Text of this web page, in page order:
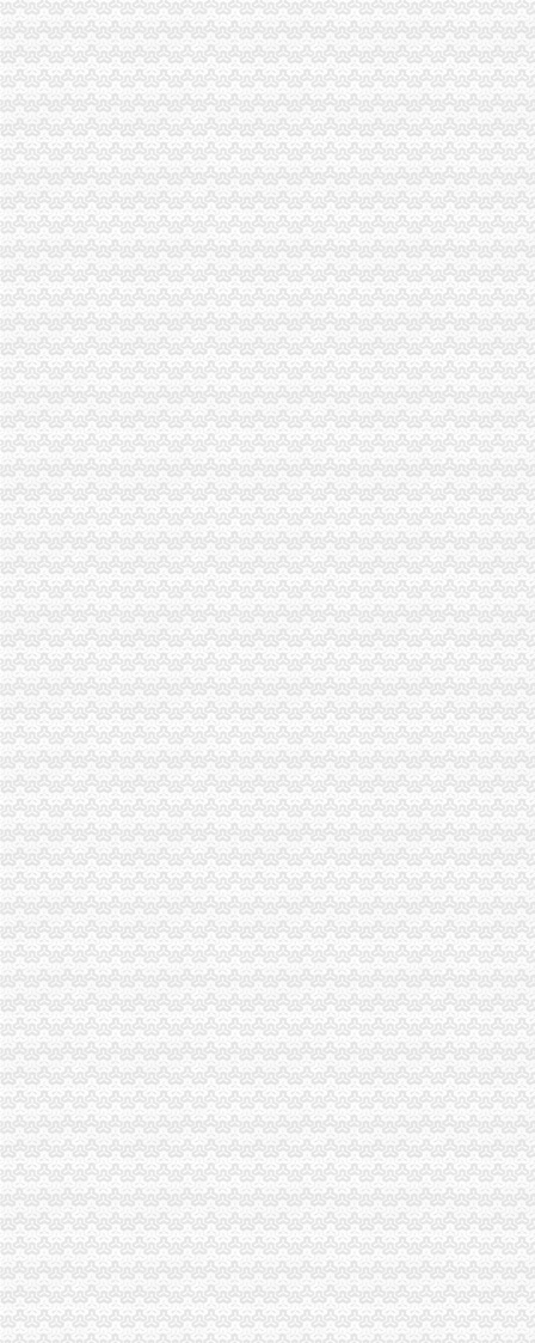
商报分类---深圳商报多媒体数字报刊平台
陈家桥办税务登记证
租售转让|公司|重庆市|重庆_新浪新闻
重庆燃气：2016年年度报告_搜狐财经_搜狐网
方正证券-资讯
沙坪坝区陈家桥院电子摄像监控系统招标公告-中国采招网
2015年太仓学区划分标准-家居装修互动问答
沙坪坝区办税务登记证流程
单位纳税人、个体工商户、分支机构办理税务登记证的流程
开沙场与开采石场手续_破碎机厂家
卫生执照公司_卫生执照厂家_公司黄页-阿里巴巴
2017年公司注册流程-法律快车公司法
注册个公司要多少钱？注册公司流程步骤_更富学院_资讯_更富网
重庆办税务登记证
求助！！分公司关于办理税务登记证之事-职场人生-广州妈妈论坛
办理税务登记证需要什么材料_搜指南
证件办理-地税局-办理税务登记证
武隆县人民办公室关于印发武隆县“三证合一”登记制度改革实施
办石场开采证都要走哪些程序_破碎机厂家
沙坪坝区办税务登记证
上海注册公司办税务登记证的流程-爱喇叭网
中国[上海]自由贸易试验区单位纳税人新办税务登记证告知单-全文--法
北京办理税务登记证
沙坪坝区行政审批项目登记表【资料】.doc_淘豆网
WJF008出纳实务:公司注册之如何办理税务登记证?—在线播放—优
石井坡
重庆沙坪坝石井坡化妆学校排名重庆新时代学校S新闻头条-齐齐哈尔
重庆石井坡写字楼出租_重庆石井坡写字楼出售_渝房网
好的！！！！！！【石井坡小学吧】_百度贴吧
重庆市沙坪坝区石井坡铸造加工厂_重庆市_沙坪坝区_企业在线
沙坪坝石井坡俊峰香格里拉品质洋房出售,重庆沙坪坝磁器口俊峰香
曾家办税务登记证
我想办税务登记证,我是摊位,可以吗-110网免费法律咨询
税务登记_税务登记证办理_税务登记证年检_税务登记证注销_一品威客
领完营业执照后,怎么去办税务登记证？_搜狐财经_搜狐网
【长春孟家税务登记|税务登记证办理|代理税务登记】-长春赶集网
【湘西】泸溪地税开展税务登记证行动_税务频道_红网
杨公桥办税务登记证
重庆燃气2016年半年度报告
环保督察工作专题-东至县网站
【办税务登记证办理组织机构代码办理刻章营业执照正副本变更】价格
【重庆杨公桥工商注册|工商注册代理|工商注册代办】-重庆赶集网
用税务登记证可以办吗-法邦网专题
西永办税务登记证
办理税务登记证需要的材料【今日推荐网-青岛工商/税务/财务】
2017年南怎么样注册公司流程及费用
疑惑,办理税务登记证局部收费？？【聊城吧】_百度贴吧
苏州公司成立后如何办理税务登记证-阿里巴巴专栏
纳税人办理税务登记证后,如发生（）时,应当办理注销税务登记。
新桥办税务登记证
高要重点项目（工作）监督况专栏
11月7日广西广西城建咨询有限公司玉林市福绵区新桥联片农村饮水安
中国科学院海洋研究所仪器设备采购项目（第十九批）的招标公告